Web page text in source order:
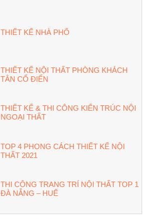
THIẾT KẾ NHÀ PHỐ
THIẾT KẾ NỘI THẤT PHÒNG KHÁCH
TÂN CỔ ĐIỂN
THIẾT KẾ & THI CÔNG KIẾN TRÚC NỘI
NGOẠI THẤT
TOP 4 PHONG CÁCH THIẾT KẾ NỘI
THẤT 2021
THI CÔNG TRANG TRÍ NỘI THẤT TOP 1
ĐÀ NẴNG – HUẾ